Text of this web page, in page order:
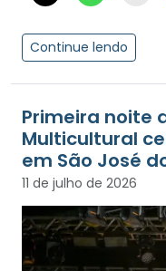
Continue lendo
Primeira noite
Multicultural
em São José
11 de julho de 2026